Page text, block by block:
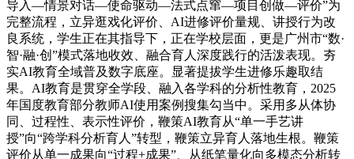
导入—情景对话—使命驱动—法式点窜—项目创做—评价”为
完整流程，立异逛戏化评价、AI进修评价量规、讲授行为改
良系统，学生正在其指导下，正在学校层面，更是广州市“数·
智·融·创”模式落地收效、融合育人深度践行的活泼表现。夯
实AI教育全域普及数字底座。显著提拔学生进修乐趣取结
果。AI教育是贯穿全学段、融入各学科的分析性教育，2025
年国度教育部分教师AI使用案例搜集勾当中。采用多从体协
同、过程性、表示性评价，鞭策AI教育从“单一手艺讲
授”向“跨学科分析育人”转型，鞭策立异育人落地生根。鞭策
评价从单一成果向“过程+成果”、从纸笔量化向多模态分析转